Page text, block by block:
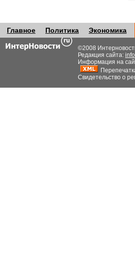
Главное Политика Экономика
©2008
Редакция сайта:
Информация на
Свидетельство о